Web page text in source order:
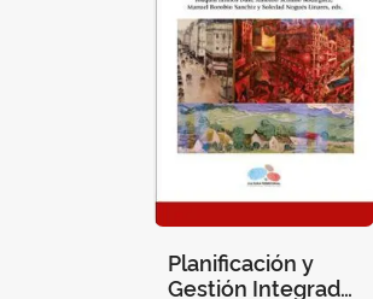
Planificación y
Gestión Integrada